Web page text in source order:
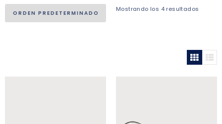
Mostrando los 4 resultados